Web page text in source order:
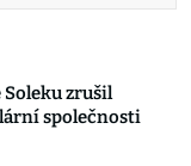
zrušil
společnosti